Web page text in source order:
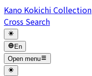
Kano Kokichi Collection
Cross Search
En
Open menu